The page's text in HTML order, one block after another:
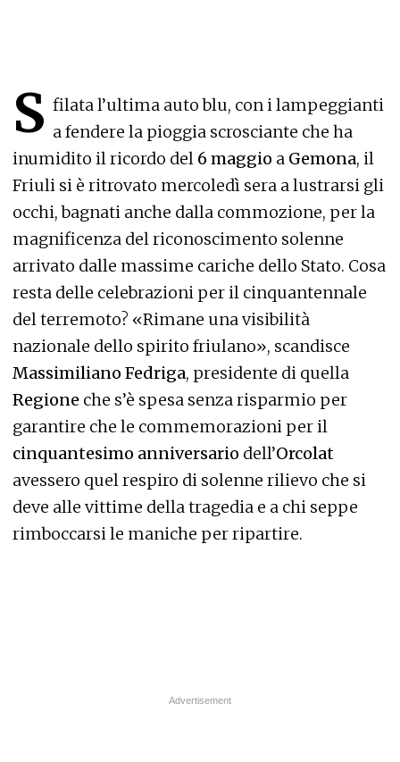
S filata l’ultima auto blu, con i lampeggianti
a fendere la pioggia scrosciante che ha
inumidito il ricordo del 6 maggio a Gemona, il
Friuli si è ritrovato mercoledì sera a lustrarsi gli
occhi, bagnati anche dalla commozione, per la
magnificenza del riconoscimento solenne
arrivato dalle massime cariche dello Stato. Cosa
resta delle celebrazioni per il cinquantennale
del terremoto? «Rimane una visibilità
nazionale dello spirito friulano», scandisce
Massimiliano Fedriga, presidente di quella
Regione che s’è spesa senza risparmio per
garantire che le commemorazioni per il
cinquantesimo anniversario dell’Orcolat
avessero quel respiro di solenne rilievo che si
deve alle vittime della tragedia e a chi seppe
rimboccarsi le maniche per ripartire.